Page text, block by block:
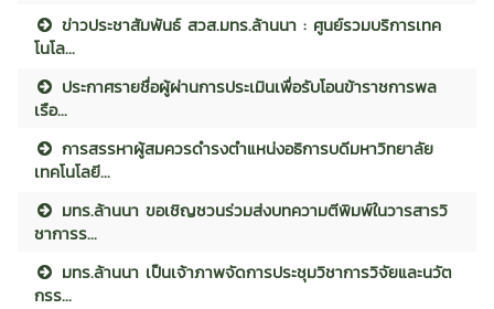
ข่าวประชาสัมพันธ์ สวส.มทร.ล้านนา : ศูนย์รวมบริการเทค
โนโล...
ประกาศรายชื่อผู้ผ่านการประเมินเพื่อรับโอนข้าราชการพล
เรือ...
การสรรหาผู้สมควรดำรงตำแหน่งอธิการบดีมหาวิทยาลัย
เทคโนโลยี...
มทร.ล้านนา ขอเชิญชวนร่วมส่งบทความตีพิมพ์ในวารสารวิ
ชาการร...
มทร.ล้านนา เป็นเจ้าภาพจัดการประชุมวิชาการวิจัยและนวัต
กรร...